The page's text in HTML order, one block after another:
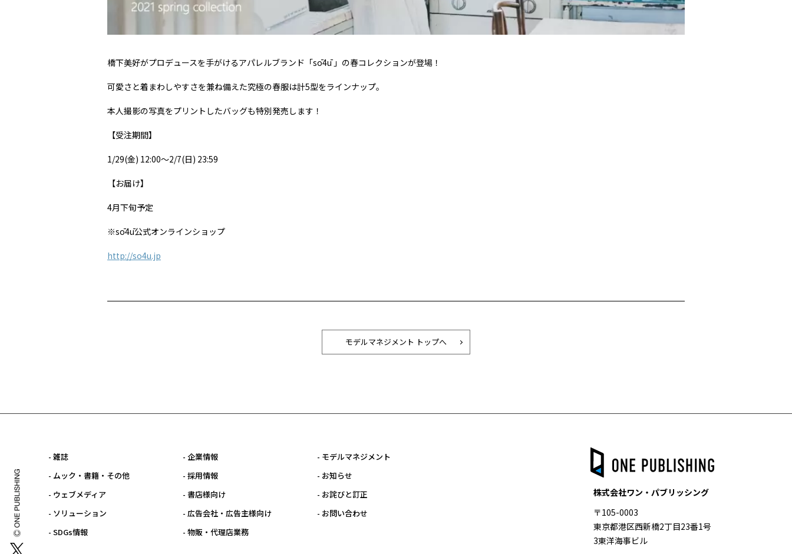
橋下美好がプロデュースを手がけるアパレルブランド「sō4ū 」の春コレクションが登場！
可愛さと着まわしやすさを兼ね備えた究極の春服は計5型をラインナップ。
本人撮影の写真をプリントしたバッグも特別発売します！
【受注期間】
1/29(金) 12:00～2/7(日) 23:59
【お届け】
4月下旬予定
※sō4ū公式オンラインショップ
http://so4u.jp
モデルマネジメント トップへ
- 雑誌
- ムック・書籍・その他
- ウェブメディア
- ソリューション
- SDGs情報
- 企業情報
- 採用情報
- 書店様向け
- 広告会社・広告主様向け
- 物販・代理店業務
- モデルマネジメント
- お知らせ
- お詫びと訂正
- お問い合わせ
株式会社ワン・パブリッシング
〒105-0003
東京都港区西新橋2丁目23番1号
3東洋海事ビル